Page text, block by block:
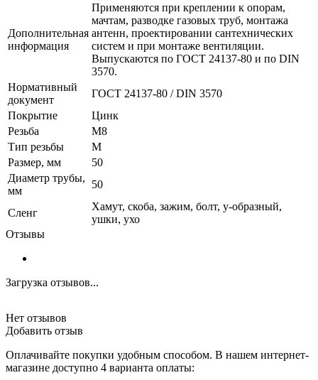
Дополнительная
информация
Применяются при креплении к опорам,
мачтам, разводке газовых труб, монтажа
антенн, проектировании сантехнических
систем и при монтаже вентиляции.
Выпускаются по ГОСТ 24137-80 и по DIN
3570.
Нормативный
документ
ГОСТ 24137-80 / DIN 3570
Покрытие
Цинк
Резьба
M8
Тип резьбы
M
Размер, мм
50
Диаметр трубы,
мм
50
Сленг
Хамут, скоба, зажим, болт, у-образный,
ушки, ухо
Отзывы
Загрузка отзывов...
Нет отзывов
Добавить отзыв
Оплачивайте покупки удобным способом. В нашем интернет-
магазине доступно 4 варианта оплаты: